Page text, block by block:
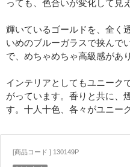
っても、色合いが変化して見
輝いているゴールドを、全く
いめのブルーガラスで挟んで
で、めちゃめちゃ高級感があ
インテリアとしてもユニーク
がっています。香りと共に、
す。十人十色、各々がユニー
[商品コード ] 130149P